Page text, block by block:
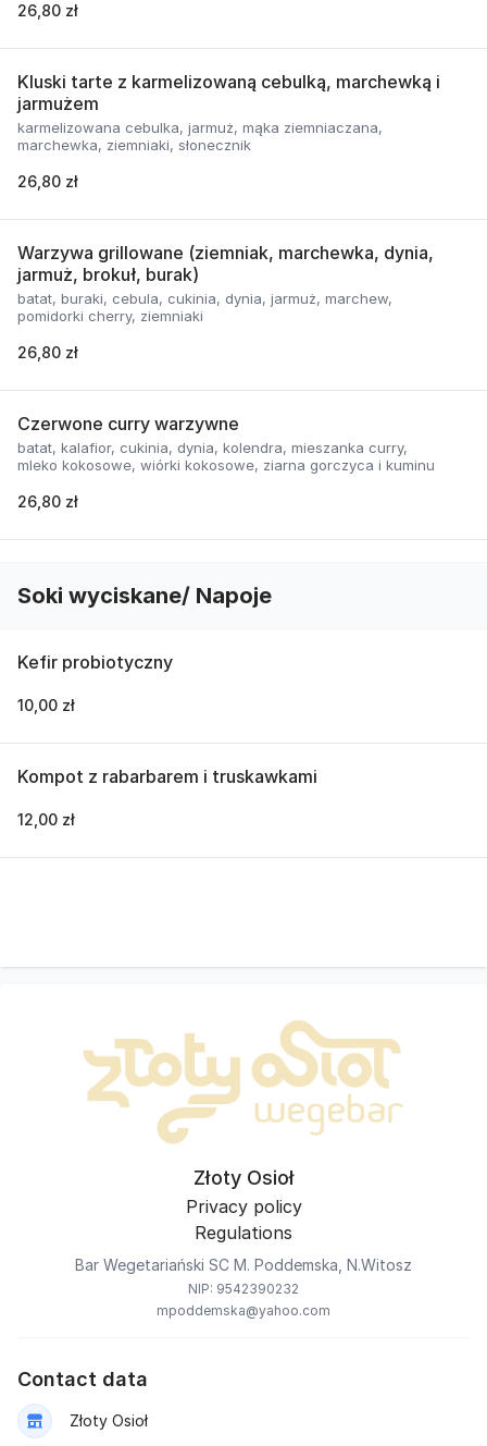
26,80 zł
Kluski tarte z karmelizowaną cebulką, marchewką i
jarmużem
karmelizowana cebulka, jarmuż, mąka ziemniaczana,
marchewka, ziemniaki, słonecznik
26,80 zł
Warzywa grillowane (ziemniak, marchewka, dynia,
jarmuż, brokuł, burak)
batat, buraki, cebula, cukinia, dynia, jarmuż, marchew,
pomidorki cherry, ziemniaki
26,80 zł
Czerwone curry warzywne
batat, kalafior, cukinia, dynia, kolendra, mieszanka curry,
mleko kokosowe, wiórki kokosowe, ziarna gorczyca i kuminu
26,80 zł
Soki wyciskane/ Napoje
Kefir probiotyczny
10,00 zł
Kompot z rabarbarem i truskawkami
12,00 zł
Złoty Osioł
Privacy policy
Regulations
Bar Wegetariański SC M. Poddemska, N.Witosz
NIP: 9542390232
mpoddemska@yahoo.com
Contact data
Złoty Osioł